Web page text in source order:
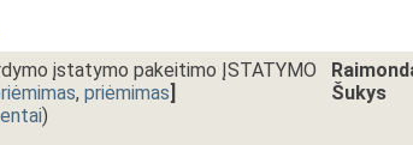
įstatymo pakeitimo ĮSTATYMO
, priėmimas]
)
Šukys